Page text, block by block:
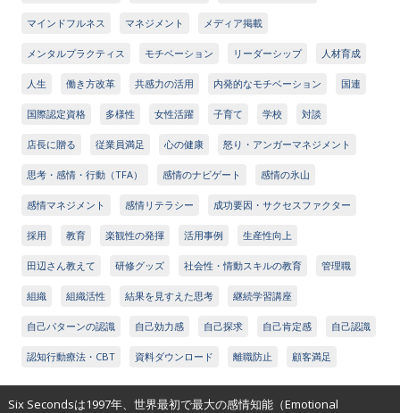
マインドフルネス マネジメント メディア掲載
メンタルプラクティス モチベーション リーダーシップ 人材育成
人生 働き方改革 共感力の活用 内発的なモチベーション 国連
国際認定資格 多様性 女性活躍 子育て 学校 対談
店長に贈る 従業員満足 心の健康 怒り・アンガーマネジメント
思考・感情・行動（TFA） 感情のナビゲート 感情の氷山
感情マネジメント 感情リテラシー 成功要因・サクセスファクター
採用 教育 楽観性の発揮 活用事例 生産性向上
田辺さん教えて 研修グッズ 社会性・情動スキルの教育 管理職
組織 組織活性 結果を見すえた思考 継続学習講座
自己パターンの認識 自己効力感 自己探求 自己肯定感 自己認識
認知行動療法・CBT 資料ダウンロード 離職防止 顧客満足
Six Secondsは1997年、世界最初で最大の感情知能（Emotional